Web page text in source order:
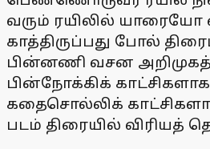
வரும் ரயிலில் யாரையோ
காத்திருப்பது போல்
பின்னணி வசன
பின்நோக்கிக் காட்சிகளாக
கதைசொல்லிக்
படம் திரையில் விரியத்